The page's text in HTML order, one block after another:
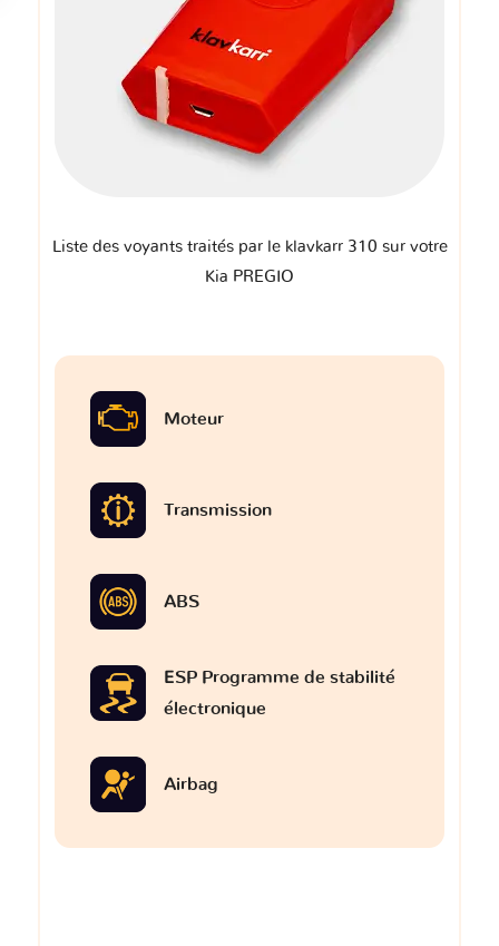
Liste des voyants traités par le klavkarr 310 sur votre
Kia PREGIO
Moteur
Transmission
ABS
ESP Programme de stabilité
électronique
Airbag